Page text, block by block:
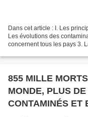
Dans cet article : I. Les
Les évolutions des
concernent tous les pays 3.
855 MILLE
MONDE, PLUS
CONTAMINÉS ET